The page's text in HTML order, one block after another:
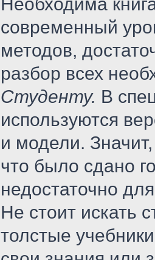
современный
методов,
разбор всех
Студенту. В
используются
и модели.
что было сдано
недостаточно
Не стоит искать
толстые